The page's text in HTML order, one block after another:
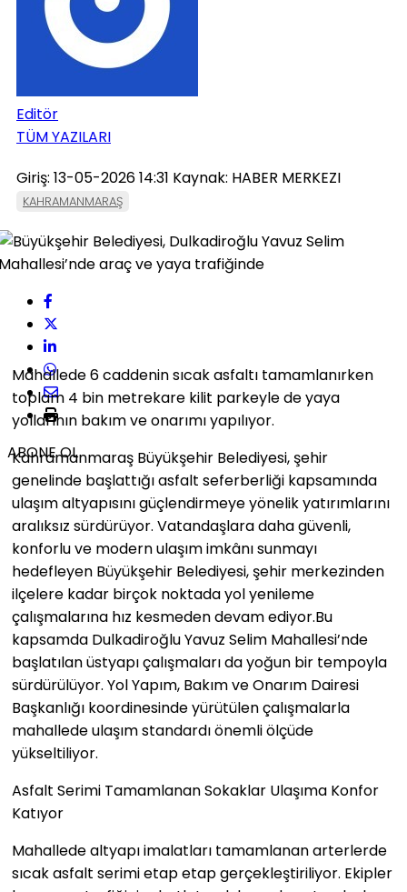
Editör
TÜM YAZILARI
Giriş: 13-05-2026 14:31 Kaynak: HABER MERKEZI
KAHRAMANMARAŞ
ABONE OL
Mahallede 6 caddenin sıcak asfaltı tamamlanırken
toplam 4 bin metrekare kilit parkeyle de yaya
yollarının bakım ve onarımı yapılıyor.
Kahramanmaraş Büyükşehir Belediyesi, şehir
genelinde başlattığı asfalt seferberliği kapsamında
ulaşım altyapısını güçlendirmeye yönelik yatırımlarını
aralıksız sürdürüyor. Vatandaşlara daha güvenli,
konforlu ve modern ulaşım imkânı sunmayı
hedefleyen Büyükşehir Belediyesi, şehir merkezinden
ilçelere kadar birçok noktada yol yenileme
çalışmalarına hız kesmeden devam ediyor.Bu
kapsamda Dulkadiroğlu Yavuz Selim Mahallesi’nde
başlatılan üstyapı çalışmaları da yoğun bir tempoyla
sürdürülüyor. Yol Yapım, Bakım ve Onarım Dairesi
Başkanlığı koordinesinde yürütülen çalışmalarla
mahallede ulaşım standardı önemli ölçüde
yükseltiliyor.
Asfalt Serimi Tamamlanan Sokaklar Ulaşıma Konfor
Katıyor
Mahallede altyapı imalatları tamamlanan arterlerde
sıcak asfalt serimi etap etap gerçekleştiriliyor. Ekipler